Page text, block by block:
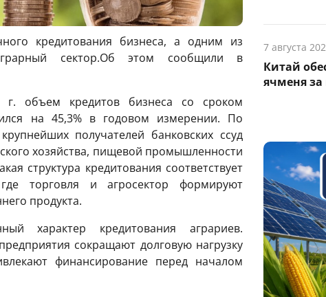
кредитования бизнеса, а одним из
сектор.Об этом сообщили в
г. объем кредитов бизнеса со сроком
на 45,3% в годовом измерении. По
получателей банковских ссуд
хозяйства, пищевой промышленности
структура кредитования соответствует
торговля и агросектор формируют
продукта.
характер кредитования аграриев.
сокращают долговую нагрузку
финансирование перед началом
7 августа
Китай
ячменя за